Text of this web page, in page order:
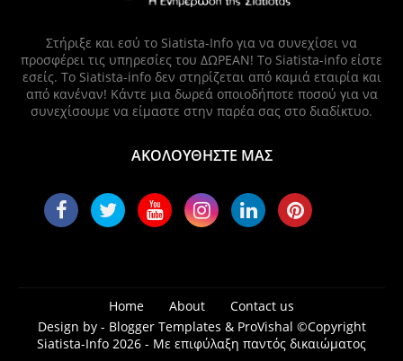
Στήριξε και εσύ το Siatista-Info για να συνεχίσει να
προσφέρει τις υπηρεσίες του ΔΩΡΕΑΝ! Το Siatista-info είστε
εσείς. Το Siatista-info δεν στηρίζεται από καμιά εταιρία και
από κανέναν! Κάντε μια δωρεά οποιοδήποτε ποσού για να
συνεχίσουμε να είμαστε στην παρέα σας στο διαδίκτυο.
ΑΚΟΛΟΥΘΗΣΤΕ ΜΑΣ
Home About
Contact us
Design by - Blogger Templates & ProVishal ©Copyright
Siatista-Info 2026 - Με επιφύλαξη παντός δικαιώματος